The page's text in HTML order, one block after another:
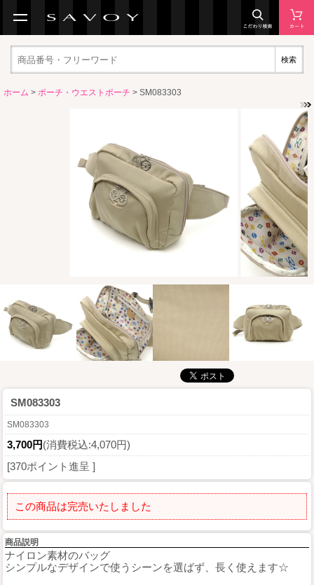
検索
ホーム > ポーチ・ウエストポーチ > SM083303
SM083303
SM083303
3,700円(消費税込:4,070円)
[370ポイント進呈 ]
この商品は完売いたしました
商品説明
ナイロン素材のバッグ
シンプルなデザインで使うシーンを選ばず、長く使えます☆